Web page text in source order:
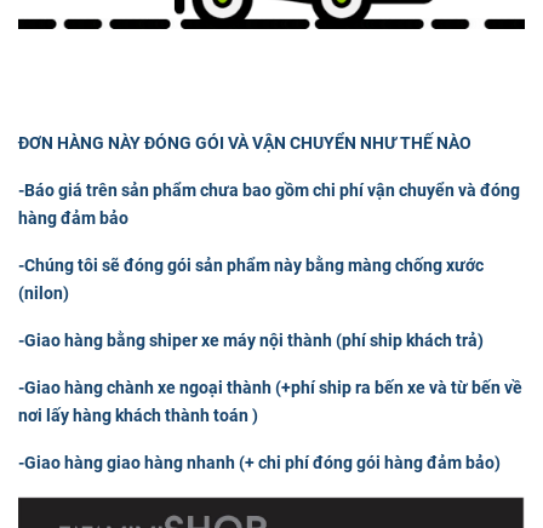
ĐƠN HÀNG NÀY ĐÓNG GÓI VÀ VẬN CHUYỂN NHƯ THẾ NÀO
-Báo giá trên sản phẩm chưa bao gồm chi phí vận chuyển và đóng
hàng đảm bảo
-Chúng tôi sẽ đóng gói sản phẩm này bằng màng chống xước
(nilon)
-Giao hàng bằng shiper xe máy nội thành(phí ship khách trả)
-Giao hàng chành xe ngoại thành(+phí ship ra bến xe và từ bến về
nơi lấy hàng khách thành toán )
-Giao hàng giao hàng nhanh(+ chi phí đóng gói hàng đảm bảo)